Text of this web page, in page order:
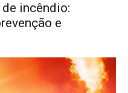
de incêndio:
e